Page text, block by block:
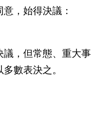
，始得決議：
議，但常態、重大事
數表決之。